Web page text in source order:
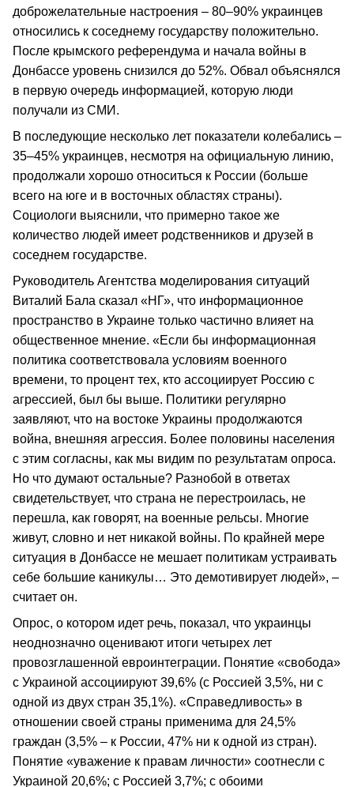
доброжелательные настроения – 80–90% украинцев
относились к соседнему государству положительно.
После крымского референдума и начала войны в
Донбассе уровень снизился до 52%. Обвал объяснялся
в первую очередь информацией, которую люди
получали из СМИ.
В последующие несколько лет показатели колебались –
35–45% украинцев, несмотря на официальную линию,
продолжали хорошо относиться к России (больше
всего на юге и в восточных областях страны).
Социологи выяснили, что примерно такое же
количество людей имеет родственников и друзей в
соседнем государстве.
Руководитель Агентства моделирования ситуаций
Виталий Бала сказал «НГ», что информационное
пространство в Украине только частично влияет на
общественное мнение. «Если бы информационная
политика соответствовала условиям военного
времени, то процент тех, кто ассоциирует Россию с
агрессией, был бы выше. Политики регулярно
заявляют, что на востоке Украины продолжаются
война, внешняя агрессия. Более половины населения
с этим согласны, как мы видим по результатам опроса.
Но что думают остальные? Разнобой в ответах
свидетельствует, что страна не перестроилась, не
перешла, как говорят, на военные рельсы. Многие
живут, словно и нет никакой войны. По крайней мере
ситуация в Донбассе не мешает политикам устраивать
себе большие каникулы… Это демотивирует людей», –
считает он.
Опрос, о котором идет речь, показал, что украинцы
неоднозначно оценивают итоги четырех лет
провозглашенной евроинтеграции. Понятие «свобода»
с Украиной ассоциируют 39,6% (с Россией 3,5%, ни с
одной из двух стран 35,1%). «Справедливость» в
отношении своей страны применима для 24,5%
граждан (3,5% – к России, 47% ни к одной из стран).
Понятие «уважение к правам личности» соотнесли с
Украиной 20,6%; с Россией 3,7%; с обоими